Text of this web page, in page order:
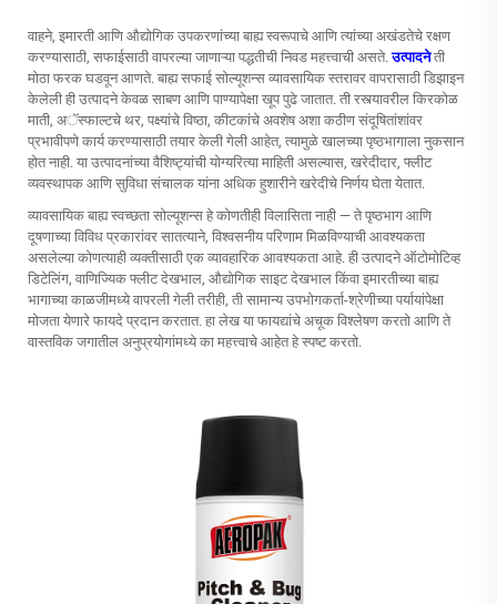
वाहने, इमारती आणि औद्योगिक उपकरणांच्या बाह्य स्वरूपाचे आणि त्यांच्या अखंडतेचे रक्षण
करण्यासाठी, सफाईसाठी वापरल्या जाणाऱ्या पद्धतीची निवड महत्त्वाची असते.उत्पादनेती
मोठा फरक घडवून आणते. बाह्य सफाई सोल्यूशन्स व्यावसायिक स्तरावर वापरासाठी डिझाइन
केलेली ही उत्पादने केवळ साबण आणि पाण्यापेक्षा खूप पुढे जातात. ती रस्त्यावरील किरकोळ
माती, अॅस्फाल्टचे थर, पक्ष्यांचे विष्ठा, कीटकांचे अवशेष अशा कठीण संदूषितांशांवर
प्रभावीपणे कार्य करण्यासाठी तयार केली गेली आहेत, त्यामुळे खालच्या पृष्ठभागाला नुकसान
होत नाही. या उत्पादनांच्या वैशिष्ट्यांची योग्यरित्या माहिती असल्यास, खरेदीदार, फ्लीट
व्यवस्थापक आणि सुविधा संचालक यांना अधिक हुशारीने खरेदीचे निर्णय घेता येतात.
व्यावसायिक बाह्य स्वच्छता सोल्यूशन्स हे कोणतीही विलासिता नाही — ते पृष्ठभाग आणि
दूषणाच्या विविध प्रकारांवर सातत्याने, विश्वसनीय परिणाम मिळविण्याची आवश्यकता
असलेल्या कोणत्याही व्यक्तीसाठी एक व्यावहारिक आवश्यकता आहे. ही उत्पादने ऑटोमोटिव्ह
डिटेलिंग, वाणिज्यिक फ्लीट देखभाल, औद्योगिक साइट देखभाल किंवा इमारतीच्या बाह्य
भागाच्या काळजीमध्ये वापरली गेली तरीही, ती सामान्य उपभोगकर्ता-श्रेणीच्या पर्यायांपेक्षा
मोजता येणारे फायदे प्रदान करतात. हा लेख या फायद्यांचे अचूक विश्लेषण करतो आणि ते
वास्तविक जगातील अनुप्रयोगांमध्ये का महत्त्वाचे आहेत हे स्पष्ट करतो.